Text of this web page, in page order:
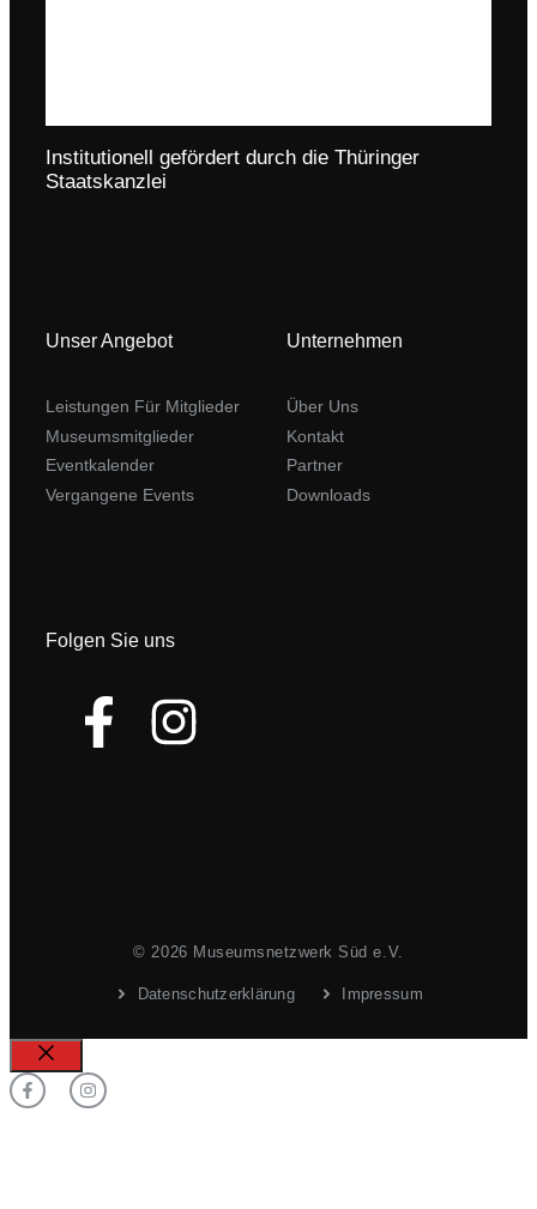
Institutionell gefördert durch die Thüringer
Staatskanzlei
Unser Angebot
Leistungen Für Mitglieder
Museumsmitglieder
Eventkalender
Vergangene Events
Unternehmen
Über Uns
Kontakt
Partner
Downloads
Folgen Sie uns
© 2026 Museumsnetzwerk Süd e.V.
Datenschutzerklärung Impressum
Schließen